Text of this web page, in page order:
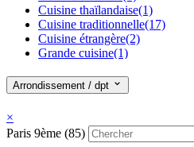
Cuisine thaïlandaise(1)
Cuisine traditionnelle(17)
Cuisine étrangère(2)
Grande cuisine(1)
Poissons/Fruits de mer
Spécialités régionales
Viande/Grillade(3)
World/Fusion food(5)
Arrondissement / dpt
×
Paris 9ème (85)